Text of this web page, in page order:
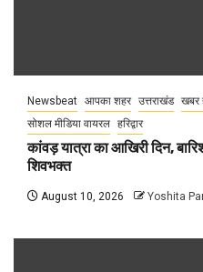
Newsbeat आपका शहर उत्तराखंड खबर
सोशल मीडिया वायरल हरिद्वार
कांवड़ यात्रा का आखिरी दिन,
शिवभक्त
August 10, 2026 Yoshita